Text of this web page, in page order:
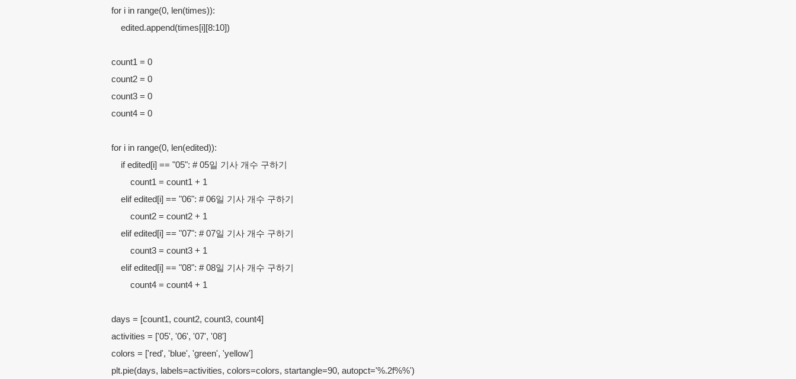
    for i in range(0, len(times)):
        edited.append(times[i][8:10])
    count1 = 0
    count2 = 0
    count3 = 0
    count4 = 0
    for i in range(0, len(edited)):
        if edited[i] == "05": # 05일 기사 개수 구하기
            count1 = count1 + 1
        elif edited[i] == "06": # 06일 기사 개수 구하기
            count2 = count2 + 1
        elif edited[i] == "07": # 07일 기사 개수 구하기
            count3 = count3 + 1
        elif edited[i] == "08": # 08일 기사 개수 구하기
            count4 = count4 + 1
    days = [count1, count2, count3, count4]
    activities = ['05', '06', '07', '08']
    colors = ['red', 'blue', 'green', 'yellow']
    plt.pie(days, labels=activities, colors=colors, startangle=90, autopct='%.2f%%')